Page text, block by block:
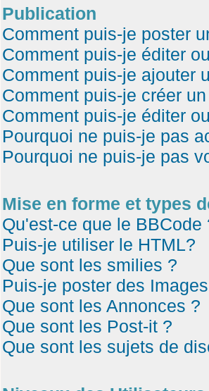
Publication
Comment puis-je poster
Comment puis-je éditer
Comment puis-je ajouter
Comment puis-je créer
Comment puis-je éditer
Pourquoi ne puis-je pas
Pourquoi ne puis-je pas
Mise en forme et types
Qu'est-ce que le BBCode
Puis-je utiliser le HTML?
Que sont les smilies ?
Puis-je poster des
Que sont les Annonces ?
Que sont les Post-it ?
Que sont les sujets de